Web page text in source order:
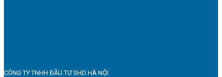
CÔNG TY TNHH ĐẦU TƯ SHD HÀ NỘI